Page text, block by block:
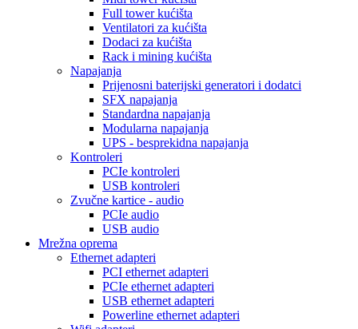
Full tower kućišta
Ventilatori za kućišta
Dodaci za kućišta
Rack i mining kućišta
Napajanja
Prijenosni baterijski generatori i dodatci
SFX napajanja
Standardna napajanja
Modularna napajanja
UPS - besprekidna napajanja
Kontroleri
PCIe kontroleri
USB kontroleri
Zvučne kartice - audio
PCIe audio
USB audio
Mrežna oprema
Ethernet adapteri
PCI ethernet adapteri
PCIe ethernet adapteri
USB ethernet adapteri
Powerline ethernet adapteri